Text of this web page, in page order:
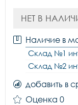
НЕТ В
Наличие в
Склад №1
Склад №2
добавить в
Оценка 0